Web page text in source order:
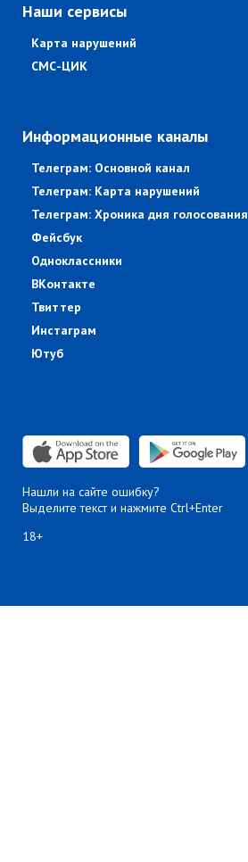
Наши сервисы
Карта нарушений
СМС-ЦИК
Информационные каналы
Телеграм: Основной канал
Телеграм: Карта нарушений
Телеграм: Хроника дня голосования
Фейсбук
Одноклассники
ВКонтакте
Твиттер
Инстаграм
Ютуб
Нашли на сайте ошибку?
Выделите текст и нажмите Ctrl+Enter
18+